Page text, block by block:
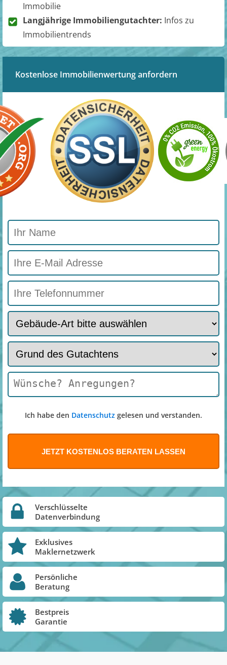
Immobilie
Langjährige Immobiliengutachter: Infos zu
Immobilientrends
Kostenlose Immobilienwertung anfordern
Ich habe den Datenschutz gelesen und verstanden.
Verschlüsselte
Datenverbindung
Exklusives
Maklernetzwerk
Persönliche
Beratung
Bestpreis
Garantie